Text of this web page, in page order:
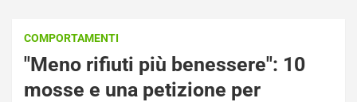
COMPORTAMENTI
"Meno rifiuti più benessere": 10
mosse e una petizione per